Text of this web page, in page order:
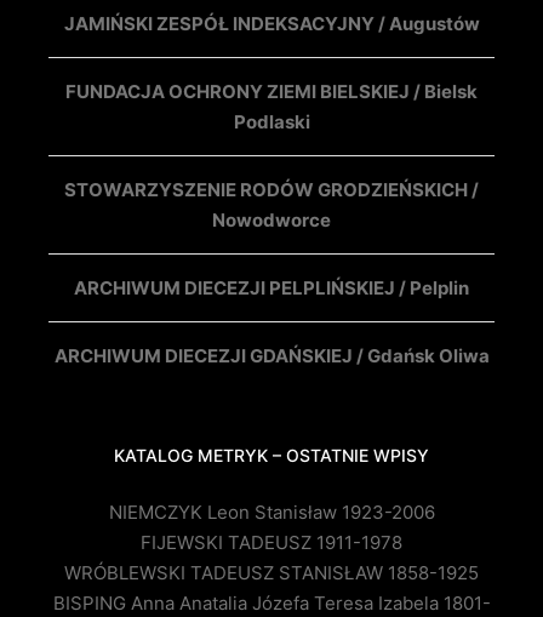
JAMIŃSKI ZESPÓŁ INDEKSACYJNY / Augustów
FUNDACJA OCHRONY ZIEMI BIELSKIEJ / Bielsk
Podlaski
STOWARZYSZENIE RODÓW GRODZIEŃSKICH /
Nowodworce
ARCHIWUM DIECEZJI PELPLIŃSKIEJ / Pelplin
ARCHIWUM DIECEZJI GDAŃSKIEJ / Gdańsk Oliwa
KATALOG METRYK – OSTATNIE WPISY
NIEMCZYK Leon Stanisław 1923-2006
FIJEWSKI TADEUSZ 1911-1978
WRÓBLEWSKI TADEUSZ STANISŁAW 1858-1925
BISPING Anna Anatalia Józefa Teresa Izabela 1801-